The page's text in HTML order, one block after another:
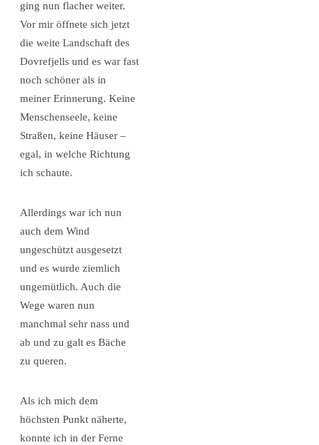
ging nun flacher weiter.
Vor mir öffnete sich jetzt
die weite Landschaft des
Dovrefjells und es war fast
noch schöner als in
meiner Erinnerung. Keine
Menschenseele, keine
Straßen, keine Häuser –
egal, in welche Richtung
ich schaute.
Allerdings war ich nun
auch dem Wind
ungeschützt ausgesetzt
und es wurde ziemlich
ungemütlich. Auch die
Wege waren nun
manchmal sehr nass und
ab und zu galt es Bäche
zu queren.
Als ich mich dem
höchsten Punkt näherte,
konnte ich in der Ferne